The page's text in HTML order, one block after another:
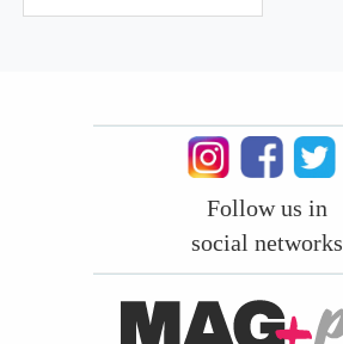
Follow us in
social networks